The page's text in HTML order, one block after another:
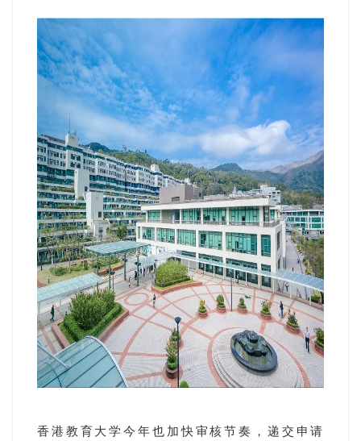
香港教育大学今年也加快审核节奏，递交申请